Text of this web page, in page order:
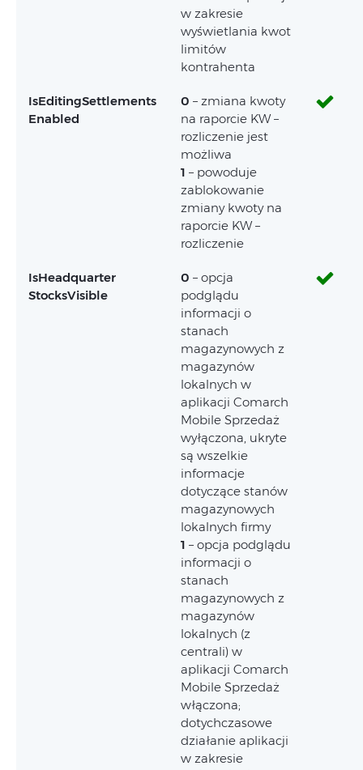
w zakresie
wyświetlania kwot
limitów
kontrahenta
IsEditingSettlements
Enabled
0 – zmiana kwoty
na raporcie KW –
rozliczenie jest
możliwa
1 – powoduje
zablokowanie
zmiany kwoty na
raporcie KW –
rozliczenie
IsHeadquarter
StocksVisible
0 – opcja
podglądu
informacji o
stanach
magazynowych z
magazynów
lokalnych w
aplikacji Comarch
Mobile Sprzedaż
wyłączona, ukryte
są wszelkie
informacje
dotyczące stanów
magazynowych
lokalnych firmy
1 – opcja podglądu
informacji o
stanach
magazynowych z
magazynów
lokalnych (z
centrali) w
aplikacji Comarch
Mobile Sprzedaż
włączona;
dotychczasowe
działanie aplikacji
w zakresie